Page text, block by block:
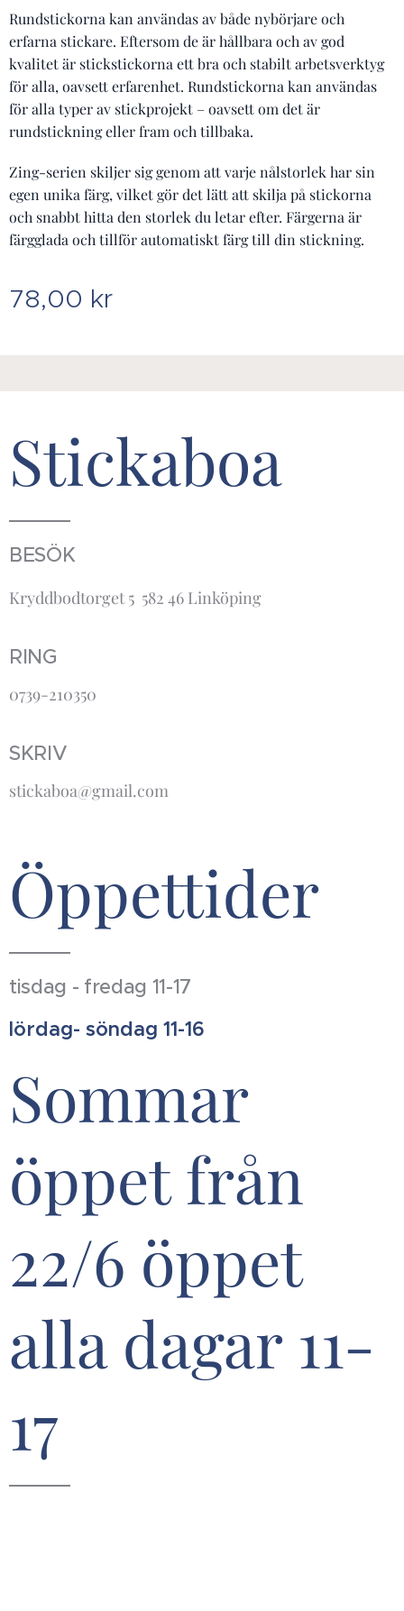
Rundstickorna kan användas av både nybörjare och
erfarna stickare. Eftersom de är hållbara och av god
kvalitet är stickstickorna ett bra och stabilt arbetsverktyg
för alla, oavsett erfarenhet. Rundstickorna kan användas
för alla typer av stickprojekt – oavsett om det är
rundstickning eller fram och tillbaka.
Zing-serien skiljer sig genom att varje nålstorlek har sin
egen unika färg, vilket gör det lätt att skilja på stickorna
och snabbt hitta den storlek du letar efter. Färgerna är
färgglada och tillför automatiskt färg till din stickning.
78,00 kr
Stickaboa
BESÖK
Kryddbodtorget 5 582 46 Linköping
RING
0739-210350
SKRIV
stickaboa@gmail.com
Öppettider
tisdag - fredag 11-17
lördag- söndag 11-16
Sommar
öppet från
22/6 öppet
alla dagar 11-
17